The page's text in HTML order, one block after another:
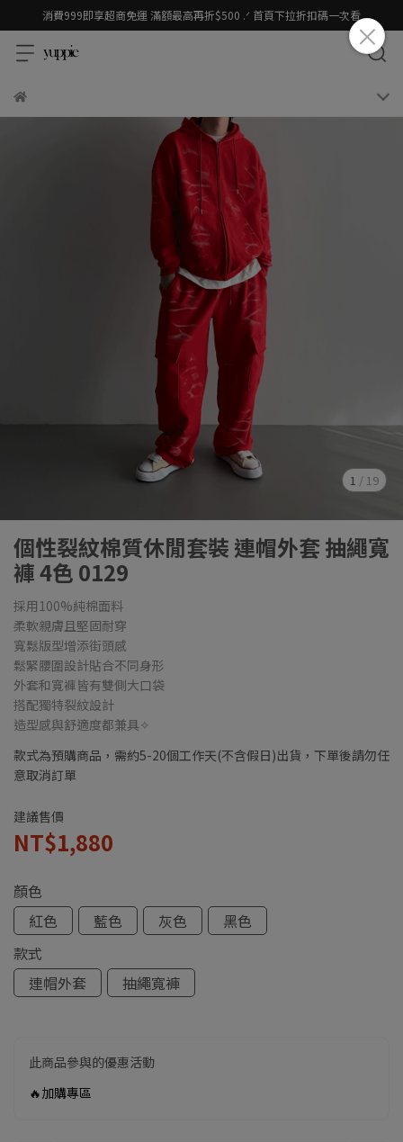
消費999即享超商免運 滿額最高再折$500 .ᐟ 首頁下拉折扣碼一次看
1 / 19
個性裂紋棉質休閒套裝 連帽外套 抽繩寬
褲 4色 0129
採用100%純棉面料
柔軟親膚且堅固耐穿
寬鬆版型增添街頭感
鬆緊腰圍設計貼合不同身形
外套和寬褲皆有雙側大口袋
搭配獨特裂紋設計
造型感與舒適度都兼具✧
款式為預購商品，需約5-20個工作天(不含假日)出貨，下單後請勿任
意取消訂單
建議售價
NT$1,880
顏色
紅色
藍色 灰色
黑色
款式
連帽外套
抽繩寬褲
此商品參與的優惠活動
🔥加購專區